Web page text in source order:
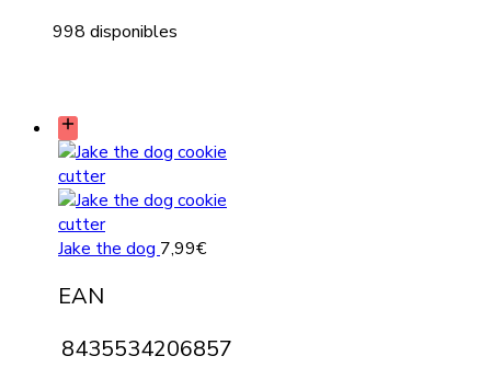
998 disponibles
Jake the dog 7,99€
EAN
8435534206857